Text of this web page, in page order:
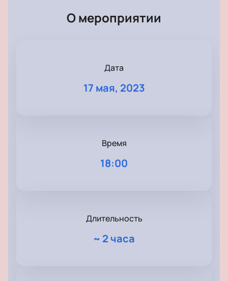
О мероприятии
Дата
17 мая, 2023
Время
18:00
Длительность
~ 2 часа